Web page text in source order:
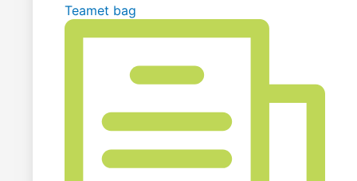
Teamet bag